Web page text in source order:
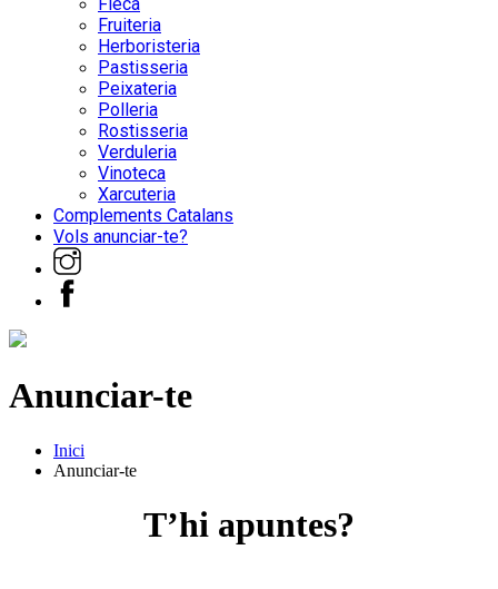
Fruiteria
Herboristeria
Pastisseria
Peixateria
Polleria
Rostisseria
Verduleria
Vinoteca
Xarcuteria
Complements Catalans
Vols anunciar-te?
Anunciar-te
Inici
Anunciar-te
T’hi apuntes?